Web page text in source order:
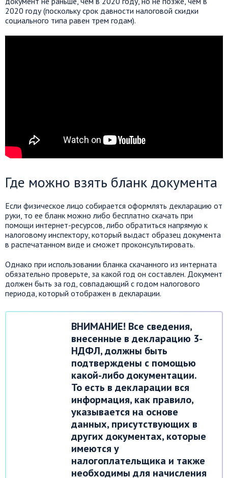
2020 году (поскольку срок давности налоговой скидки
социального типа равен трем годам).
Где можно взять бланк документа
Если физическое лицо собирается оформлять декларацию от
руки, то ее бланк можно либо бесплатно скачать при
помощи интернет-ресурсов, либо обратиться напрямую к
налоговому инспектору, который выдаст образец документа
в распечатанном виде и сможет проконсультировать.
Однако при использовании бланка скачанного из интерната
обязательно проверьте, за какой год он составлен. Документ
должен быть за год, совпадающий с годом налогового
периода, который отображен в декларации.
ВНИМАНИЕ! Все сведения,
внесенные в декларацию 3-
НДФЛ, должны быть
подтверждены с помощью
какой-либо документации.
То есть в декларации вся
информация, как правило,
указывается на основе
данных, присутствующих в
других документах, которые
имеются у
налогоплательщика и также
необходимы для начисления